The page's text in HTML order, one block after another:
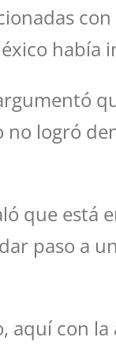
había
logró
que está
paso a
aquí con